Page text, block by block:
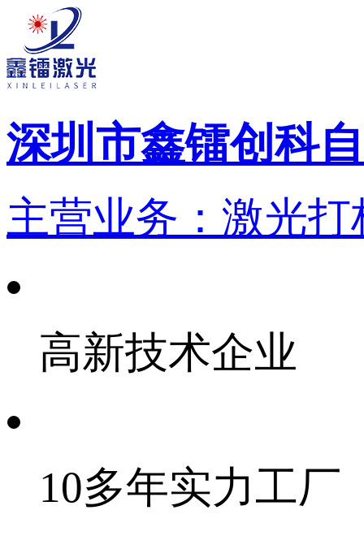
深圳市鑫镭创科
主营业务：激光
高新技术企业
10多年实力工厂